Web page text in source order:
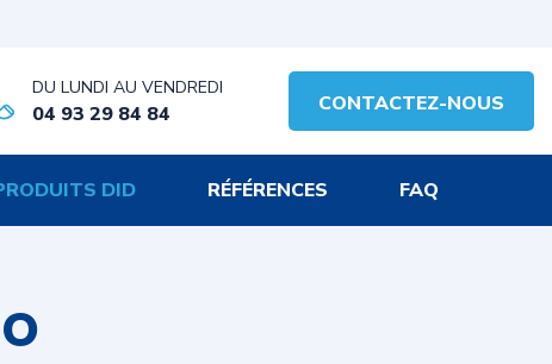
DU LUNDI AU VENDREDI
04 93 29 84 84 CONTACTEZ-NOUS
DID RÉFÉRENCES FAQ